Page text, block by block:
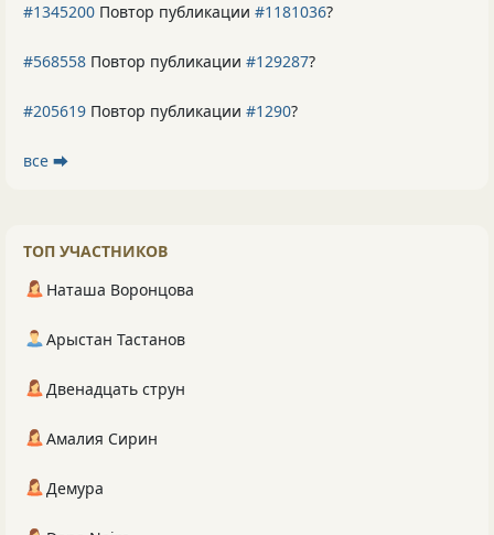
#1345200 Повтор публикации #1181036?
#568558 Повтор публикации #129287?
#205619 Повтор публикации #1290?
все ⮕
ТОП УЧАСТНИКОВ
Наташа Воронцова
Арыстан Тастанов
Двенадцать струн
Амалия Сирин
Демура